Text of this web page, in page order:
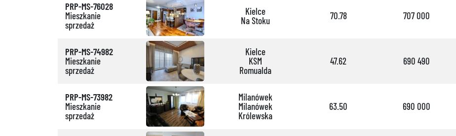
PRP-MS-76028
Mieszkanie
sprzedaż
Kielce
Na Stoku
70.78 707 000
PRP-MS-74982
Mieszkanie
sprzedaż
Kielce
KSM
Romualda
47.62 690 490
PRP-MS-73982
Mieszkanie
sprzedaż
Milanówek
Milanówek
Królewska
63.50 690 000